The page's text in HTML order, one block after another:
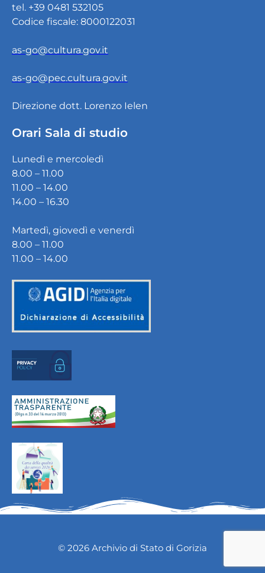
tel. +39 0481 532105
Codice fiscale: 8000122031
as-go@cultura.gov.it
as-go@pec.cultura.gov.it
Direzione dott. Lorenzo Ielen
Orari Sala di studio
Lunedì e mercoledì
8.00 – 11.00
11.00 – 14.00
14.00 – 16.30
Martedì, giovedì e venerdì
8.00 – 11.00
11.00 – 14.00
© 2026 Archivio di Stato di Gorizia